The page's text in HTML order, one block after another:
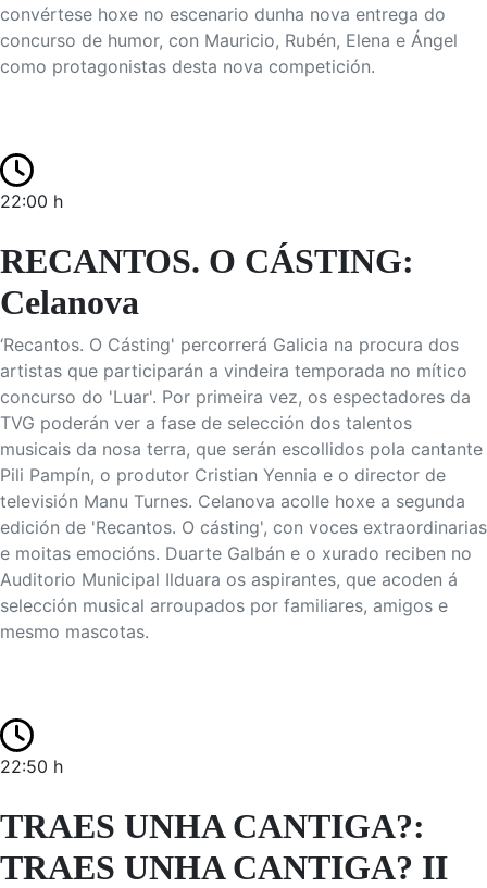
convértese hoxe no escenario dunha nova entrega do
concurso de humor, con Mauricio, Rubén, Elena e Ángel
como protagonistas desta nova competición.
22:00 h
RECANTOS. O CÁSTING:
Celanova
‘Recantos. O Cásting' percorrerá Galicia na procura dos
artistas que participarán a vindeira temporada no mítico
concurso do 'Luar'. Por primeira vez, os espectadores da
TVG poderán ver a fase de selección dos talentos
musicais da nosa terra, que serán escollidos pola cantante
Pili Pampín, o produtor Cristian Yennia e o director de
televisión Manu Turnes. Celanova acolle hoxe a segunda
edición de 'Recantos. O cásting', con voces extraordinarias
e moitas emocións. Duarte Galbán e o xurado reciben no
Auditorio Municipal Ilduara os aspirantes, que acoden á
selección musical arroupados por familiares, amigos e
mesmo mascotas.
22:50 h
TRAES UNHA CANTIGA?:
TRAES UNHA CANTIGA? II